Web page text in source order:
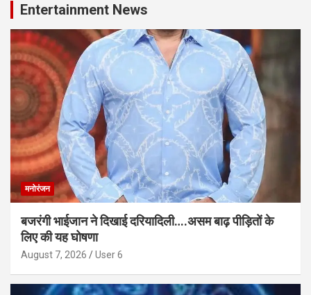
Entertainment News
मनोरंजन
बजरंगी भाईजान ने दिखाई दरियादिली….असम बाढ़ पीड़ितों के
लिए की यह घोषणा
August 7, 2026 User 6